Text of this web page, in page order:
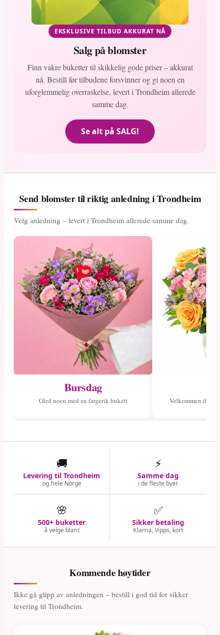
EKSKLUSIVE TILBUD AKKURAT NÅ
Salg på blomster
Finn vakre buketter til skikkelig gode priser – akkurat
nå. Bestill før tilbudene forsvinner og gi noen en
uforglemmelig overraskelse, levert i Trondheim allerede
samme dag.
Se alt på SALG!
Send blomster til riktig anledning i Trondheim
Velg anledning – levert i Trondheim allerede samme dag.
Bursdag
Gled noen med en fargerik bukett Velkommen det
🚚
Levering til Trondheim
og hele Norge
⚡
Samme dag
i de fleste byer
🌸
500+ buketter
å velge blant
✅
Sikker betaling
Klarna, Vipps, kort
Kommende høytider
Ikke gå glipp av anledningen – bestill i god tid for sikker
levering til Trondheim.